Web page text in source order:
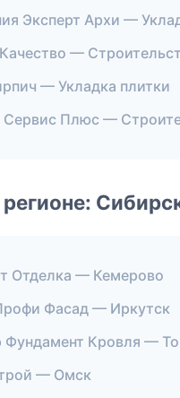
Эксперт Архи —
—
— Укладка плитки
Сервис Плюс —
Отделка — Кемерово
Фасад — Иркутск
Фундамент Кровля —
— Омск